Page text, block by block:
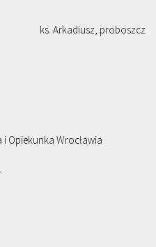
ks. Arkadiusz, proboszcz
Opiekunka Wrocławia